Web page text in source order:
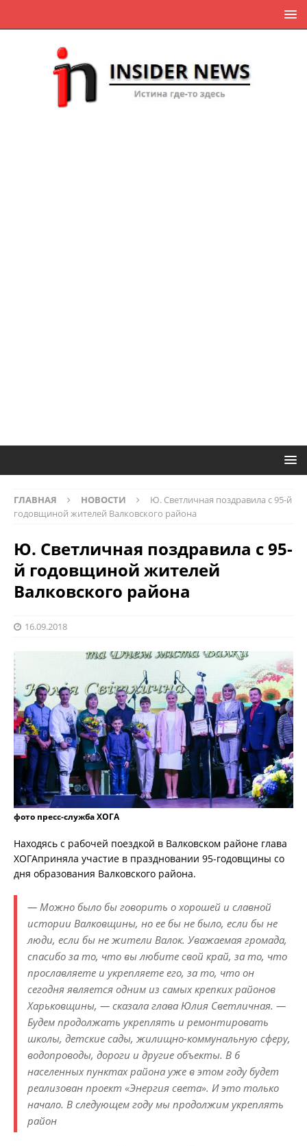
ГЛАВНАЯ НОВОСТИ
Ю. Светличная поздравила с 95-й
годовщиной жителей Валковского района
Ю. Светличная поздравила с 95-
й годовщиной жителей
Валковского района
16.09.2018
фото пресс-служба ХОГА
Находясь с рабочей поездкой в Валковском районе глава
ХОГАприняла участие в праздновании 95-годовщины со
дня образования Валковского района.
— Можно было бы говорить о хорошей и славной
истории Валковщины, но ее бы не было, если бы не
люди, если бы не жители Валок. Уважаемая громада,
спасибо за то, что вы любите свой край, за то, что
прославляете и укрепляете его, за то, что он
сегодня является одним из самых крепких районов
Харьковщины, — сказала глава Юлия Светличная. —
Будем продолжать укреплять и ремонтировать
школы, детские сады, жилищно-коммунальную сферу,
водопроводы, дороги и другие объекты. В 6
населенных пунктах района уже в этом году будет
реализован проект «Энергия света». И это только
начало. В следующем году мы продолжим укреплять
район